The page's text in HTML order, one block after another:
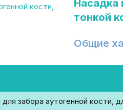
Насадка
тонкой
Общие
для забора аутогенной кости,